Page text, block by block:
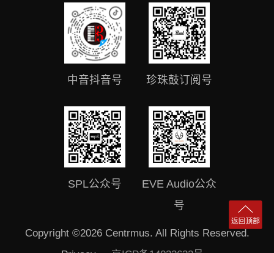
中音抖音号 珍珠鼓订阅号
SPL公众号
EVE Audio公众
号
Copyright ©2026 Centrmus. All Rights Reserved.